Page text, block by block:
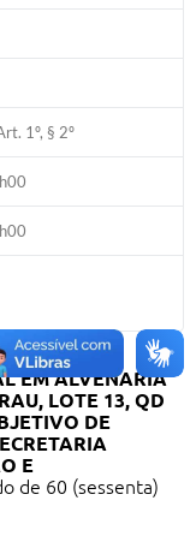
1º, § 2º
EM ALVENARIA
LOTE 13, QD
DE
E
de 60 (sessenta)